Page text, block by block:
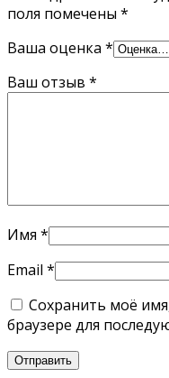
поля помечены *
Ваша оценка *
Ваш отзыв *
Имя *
Email *
Сохранить моё
браузере для